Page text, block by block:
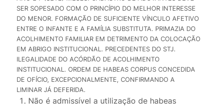
SER SOPESADO COM O PRINCÍPIO DO MELHOR INTERESSE
DO MENOR. FORMAÇÃO DE SUFICIENTE VÍNCULO AFETIVO
ENTRE O INFANTE E A FAMÍLIA SUBSTITUTA. PRIMAZIA DO
ACOLHIMENTO FAMILIAR EM DETRIMENTO DA COLOCAÇÃO
EM ABRIGO INSTITUCIONAL. PRECEDENTES DO STJ.
ILEGALIDADE DO ACÓRDÃO DE ACOLHIMENTO
INSTITUCIONAL. ORDEM DE HABEAS CORPUS CONCEDIDA
DE OFÍCIO, EXCEPCIONALMENTE, CONFIRMANDO A
LIMINAR JÁ DEFERIDA.
Não é admissível a utilização de habeas